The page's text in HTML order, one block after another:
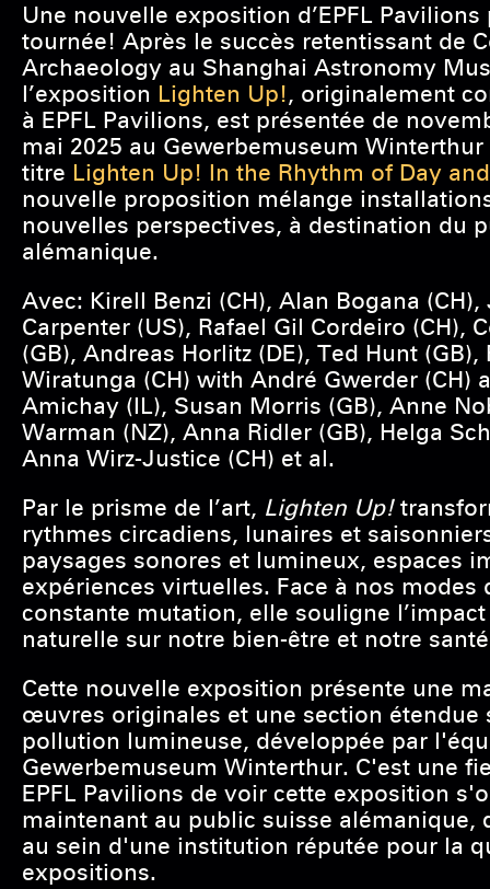
Une nouvelle exposition d’EPFL Pavilions
tournée! Après le succès retentissant de
Archaeology au Shanghai Astronomy
l’exposition Lighten Up!, originalement
à EPFL Pavilions, est présentée de
mai 2025 au Gewerbemuseum Winterthur
titre Lighten Up! In the Rhythm of Day
nouvelle proposition mélange
nouvelles perspectives, à destination du
alémanique.
Avec: Kirell Benzi (CH), Alan Bogana (CH),
Carpenter (US), Rafael Gil Cordeiro (CH),
(GB), Andreas Horlitz (DE), Ted Hunt
Wiratunga (CH) with André Gwerder (CH)
Amichay (IL), Susan Morris (GB), Anne
Warman (NZ), Anna Ridler (GB), Helga
Anna Wirz-Justice (CH) et al.
Par le prisme de l’art, Lighten Up!
rythmes circadiens, lunaires et
paysages sonores et lumineux, espaces
expériences virtuelles. Face à nos modes
constante mutation, elle souligne
naturelle sur notre bien-être et notre
Cette nouvelle exposition présente une
œuvres originales et une section étendue
pollution lumineuse, développée par
Gewerbemuseum Winterthur. C'est une
EPFL Pavilions de voir cette exposition
maintenant au public suisse alémanique,
au sein d'une institution réputée pour la
expositions.